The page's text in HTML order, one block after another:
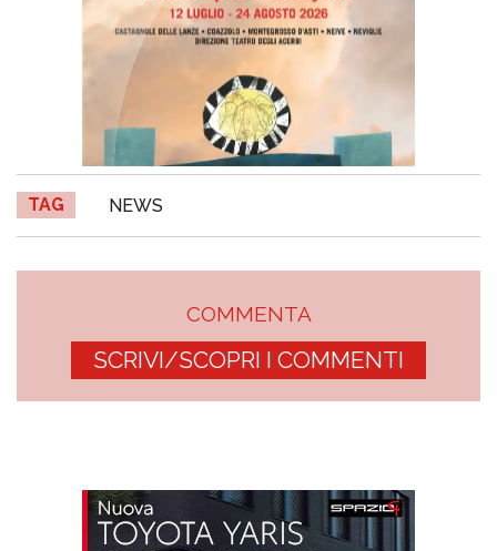
TAG NEWS
COMMENTA
SCRIVI/SCOPRI I COMMENTI